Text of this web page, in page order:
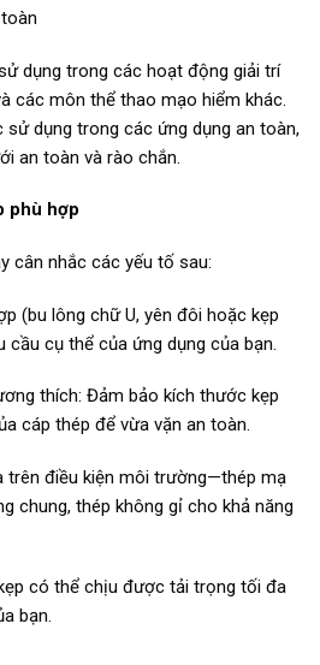
dụng trong các hoạt động giải trí
các môn thể thao mạo hiểm khác.
dụng trong các ứng dụng an toàn,
an toàn và rào chắn.
phù hợp
cân nhắc các yếu tố sau:
(bu lông chữ U, yên đôi hoặc kẹp
cụ thể của ứng dụng của bạn.
thích: Đảm bảo kích thước kẹp
cáp thép để vừa vặn an toàn.
trên điều kiện môi trường—thép mạ
chung, thép không gỉ cho khả năng
có thể chịu được tải trọng tối đa
bạn.